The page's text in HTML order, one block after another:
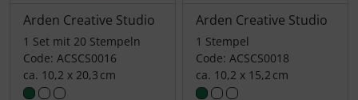
Arden Creative Studio
1 Set mit 20 Stempeln
Code: ACSCS0016
ca. 10,2 x 20,3 cm
Arden Creative Studio
1 Stempel
Code: ACSCS0018
ca. 10,2 x 15,2 cm